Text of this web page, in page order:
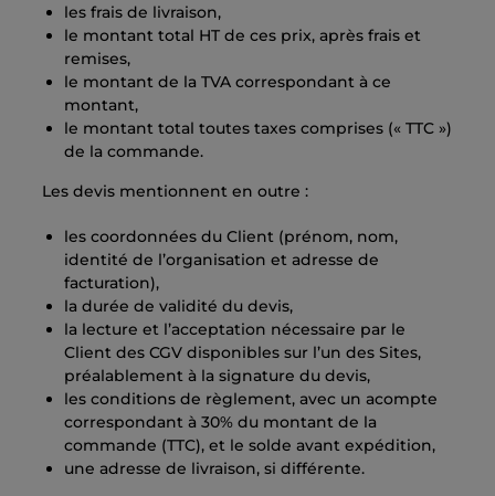
les frais de livraison,
le montant total HT de ces prix, après frais et
remises,
le montant de la TVA correspondant à ce
montant,
le montant total toutes taxes comprises (« TTC »)
de la commande.
Les devis mentionnent en outre :
les coordonnées du Client (prénom, nom,
identité de l’organisation et adresse de
facturation),
la durée de validité du devis,
la lecture et l’acceptation nécessaire par le
Client des CGV disponibles sur l’un des Sites,
préalablement à la signature du devis,
les conditions de règlement, avec un acompte
correspondant à 30% du montant de la
commande (TTC), et le solde avant expédition,
une adresse de livraison, si différente.